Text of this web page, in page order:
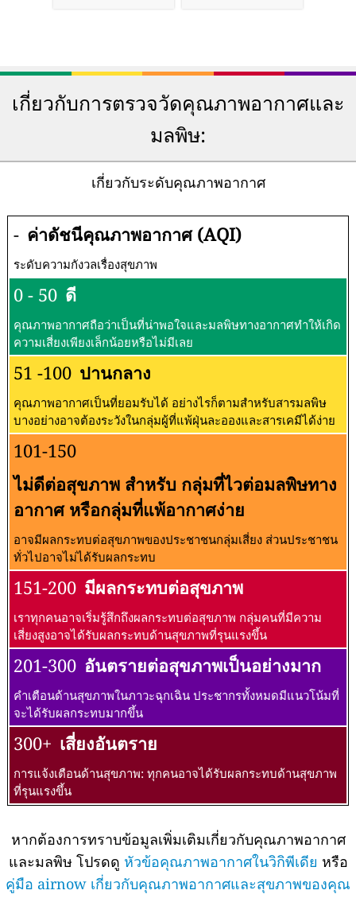
เกี่ยวกับการตรวจวัดคุณภาพอากาศและ
มลพิษ:
เกี่ยวกับระดับคุณภาพอากาศ
- ค่าดัชนีคุณภาพอากาศ (AQI)
ระดับความกังวลเรื่องสุขภาพ
0 - 50 ดี
คุณภาพอากาศถือว่าเป็นที่น่าพอใจและมลพิษทางอากาศทำให้เกิด
ความเสี่ยงเพียงเล็กน้อยหรือไม่มีเลย
51 -100 ปานกลาง
คุณภาพอากาศเป็นที่ยอมรับได้ อย่างไรก็ตามสำหรับสารมลพิษ
บางอย่างอาจต้องระวังในกลุ่มผู้ที่แพ้ฝุ่นละอองและสารเคมีได้ง่าย
101-150
ไม่ดีต่อสุขภาพ สำหรับ กลุ่มที่ไวต่อมลพิษทาง
อากาศ หรือกลุ่มที่แพ้อากาศง่าย
อาจมีผลกระทบต่อสุขภาพของประชาชนกลุ่มเสี่ยง ส่วนประชาชน
ทั่วไปอาจไม่ได้รับผลกระทบ
151-200 มีผลกระทบต่อสุขภาพ
เราทุกคนอาจเริ่มรู้สึกถึงผลกระทบต่อสุขภาพ กลุ่มคนที่มีความ
เสี่ยงสูงอาจได้รับผลกระทบด้านสุขภาพที่รุนแรงขึ้น
201-300 อันตรายต่อสุขภาพเป็นอย่างมาก
คำเตือนด้านสุขภาพในภาวะฉุกเฉิน ประชากรทั้งหมดมีแนวโน้มที่
จะได้รับผลกระทบมากขึ้น
300+ เสี่ยงอันตราย
การแจ้งเตือนด้านสุขภาพ: ทุกคนอาจได้รับผลกระทบด้านสุขภาพ
ที่รุนแรงขึ้น
หากต้องการทราบข้อมูลเพิ่มเติมเกี่ยวกับคุณภาพอากาศ
และมลพิษ โปรดดู หัวข้อคุณภาพอากาศในวิกิพีเดีย หรือ
คู่มือ airnow เกี่ยวกับคุณภาพอากาศและสุขภาพของคุณ